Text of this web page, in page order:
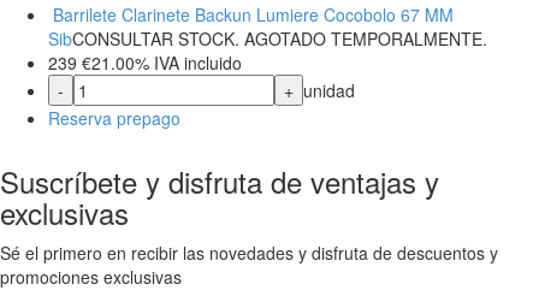
Barrilete Clarinete Backun Lumiere Cocobolo 67 MM
SibCONSULTAR STOCK. AGOTADO TEMPORALMENTE.
239 €21.00% IVA incluido
-
+ unidad
Reserva prepago
Suscríbete y disfruta de ventajas y
exclusivas
Sé el primero en recibir las novedades y disfruta de descuentos y
promociones exclusivas